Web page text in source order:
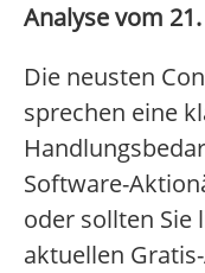
Analyse vom
Die neusten
sprechen eine
Software-
oder sollten Sie
aktuellen